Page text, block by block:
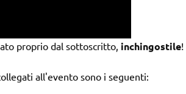
proprio dal sottoscritto, inchingostile!
all'evento sono i seguenti: